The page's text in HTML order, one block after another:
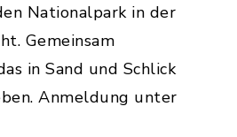
Nationalpark in der
Gemeinsam
in Sand und Schlick
Anmeldung unter